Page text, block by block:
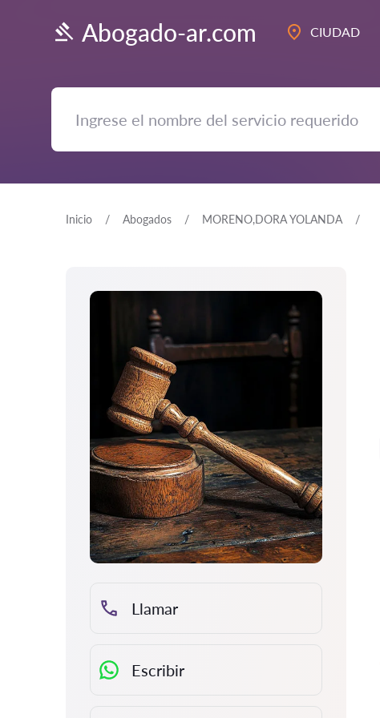
Abogado-ar.com CIUDAD
Inicio Abogados MORENO,DORA YOLANDA
Llamar
Escribir